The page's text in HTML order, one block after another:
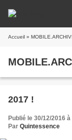
Accueil »
2017 !
Publié le 30/12/2016 à
Par Quintessence